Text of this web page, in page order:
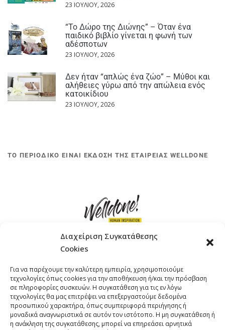
Διαχείριση Συγκατάθεσης
Cookies
Για να παρέχουμε την καλύτερη εμπειρία, χρησιμοποιούμε
τεχνολογίες όπως cookies για την αποθήκευση ή/και την πρόσβαση
σε πληροφορίες συσκευών. Η συγκατάθεση για τις εν λόγω
τεχνολογίες θα μας επιτρέψει να επεξεργαστούμε δεδομένα
προσωπικού χαρακτήρα, όπως συμπεριφορά περιήγησης ή
μοναδικά αναγνωριστικά σε αυτόν τον ιστότοπο. Η μη συγκατάθεση ή
η ανάκληση της συγκατάθεσης, μπορεί να επηρεάσει αρνητικά
23 ΙΟΥΛΊΟΥ, 2026
“Το Δώρο της Διώνης” – Όταν ένα
παιδικό βιβλίο γίνεται η φωνή των
αδέσποτων
23 ΙΟΥΛΊΟΥ, 2026
Δεν ήταν “απλώς ένα ζώο” – Μύθοι και
αλήθειες γύρω από την απώλεια ενός
κατοικίδιου
23 ΙΟΥΛΊΟΥ, 2026
ΤΟ ΠΕΡΙΟΔΙΚΟ ΕΙΝΑΙ ΕΚΔΟΣΗ ΤΗΣ ΕΤΑΙΡΕΙΑΣ WELLDONE
ΤΗΛΕΦΩΝΟ: +30 211 4021758
EMAIL:info@welldone.com.gr